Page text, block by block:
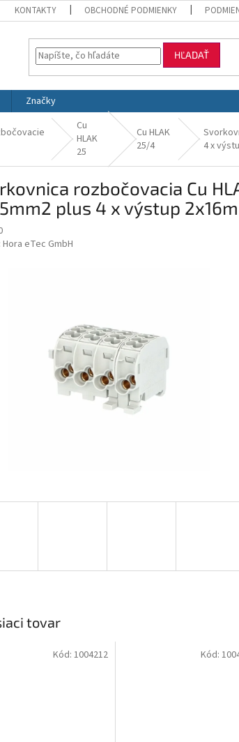
KONTAKTY OBCHODNÉ PODMIENKY
HĽADAŤ
Značky
Cu
HLAK
25
Cu HLAK
25/4
4 x
rozbočovacia Cu
plus 4 x výstup
Hora eTec GmbH
tovar
Kód: 1004212 Kód: